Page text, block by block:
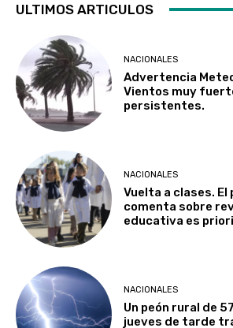
ULTIMOS ARTICULOS
NACIONALES
Advertencia
Vientos muy
persistentes.
NACIONALES
Vuelta a clases.
comenta sobre
educativa es
NACIONALES
Un peón rural de
jueves de tarde